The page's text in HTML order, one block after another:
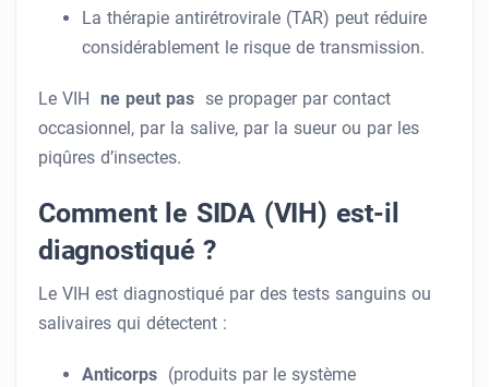
La thérapie antirétrovirale (TAR) peut réduire
considérablement le risque de transmission.
Le VIH ne peut pas se propager par contact
occasionnel, par la salive, par la sueur ou par les
piqûres d’insectes.
Comment le SIDA (VIH) est-il
diagnostiqué ?
Le VIH est diagnostiqué par des tests sanguins ou
salivaires qui détectent :
Anticorps (produits par le système